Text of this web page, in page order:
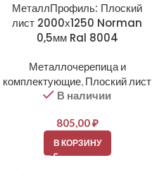
МеталлПрофиль: Плоский
лист 2000х1250 Norman
0,5мм Ral 8004
Металлочерепица и
комплектующие, Плоский лист
В наличии
805,00₽
В КОРЗИНУ